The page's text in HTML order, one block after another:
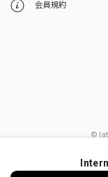
会員規約
©